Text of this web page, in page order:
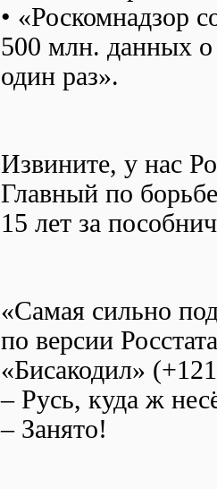
• «Роскомнадзор
500 млн. данных о
один раз».
Извините, у нас
Главный по
15 лет за
«Самая сильно
по версии
«Бисакодил»
– Русь, куда ж
– Занято!